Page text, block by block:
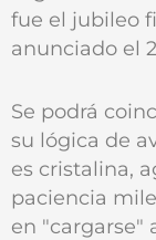
fue el jubileo
anunciado el
Se podrá
su lógica de
es cristalina,
paciencia
en "cargarse"